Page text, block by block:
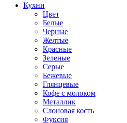
Кухни
Цвет
Белые
Черные
Желтые
Красные
Зеленые
Серые
Бежевые
Глянцевые
Кофе с молоком
Металлик
Слоновая кость
Фуксия